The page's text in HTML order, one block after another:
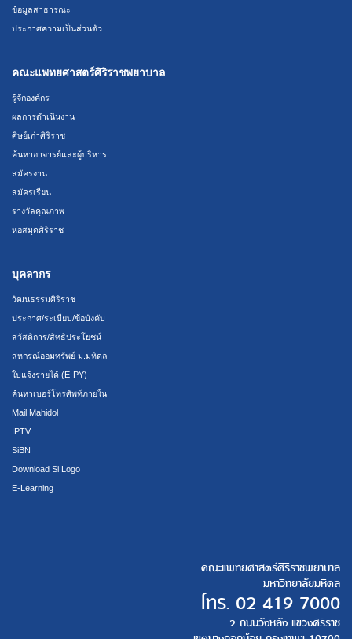
ข้อมูลสาธารณะ
ประกาศความเป็นส่วนตัว
คณะแพทยศาสตร์ศิริราชพยาบาล
รู้จักองค์กร
ผลการดำเนินงาน
ศิษย์เก่าศิริราช
ค้นหาอาจารย์และผู้บริหาร
สมัครงาน
สมัครเรียน
รางวัลคุณภาพ
หอสมุดศิริราช
บุคลากร
วัฒนธรรมศิริราช
ประกาศ/ระเบียบ/ข้อบังคับ
สวัสดิการ/สิทธิประโยชน์
สหกรณ์ออมทรัพย์ ม.มหิดล
ใบแจ้งรายได้ (E-PY)
ค้นหาเบอร์โทรศัพท์ภายใน
Mail Mahidol
IPTV
SiBN
Download Si Logo
E-Learning
คณะแพทยศาสตร์ศิริราชพยาบาล
มหาวิทยาลัยมหิดล
โทร. 02 419 7000
2 ถนนวังหลัง แขวงศิริราช